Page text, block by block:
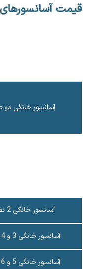
قیمت
آسانسور خانگی دو
آسانسور خانگی 2 نفره - 3 طبقه
آسانسور خانگی 3 و 4 نفره - 3 طبقه
آسانسور خانگی 5 و 6 نفره - 3 طبقه